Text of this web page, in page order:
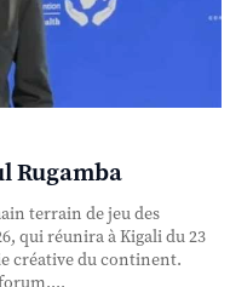
Rugamba
terrain de jeu des
qui réunira à Kigali du 23
créative du continent.